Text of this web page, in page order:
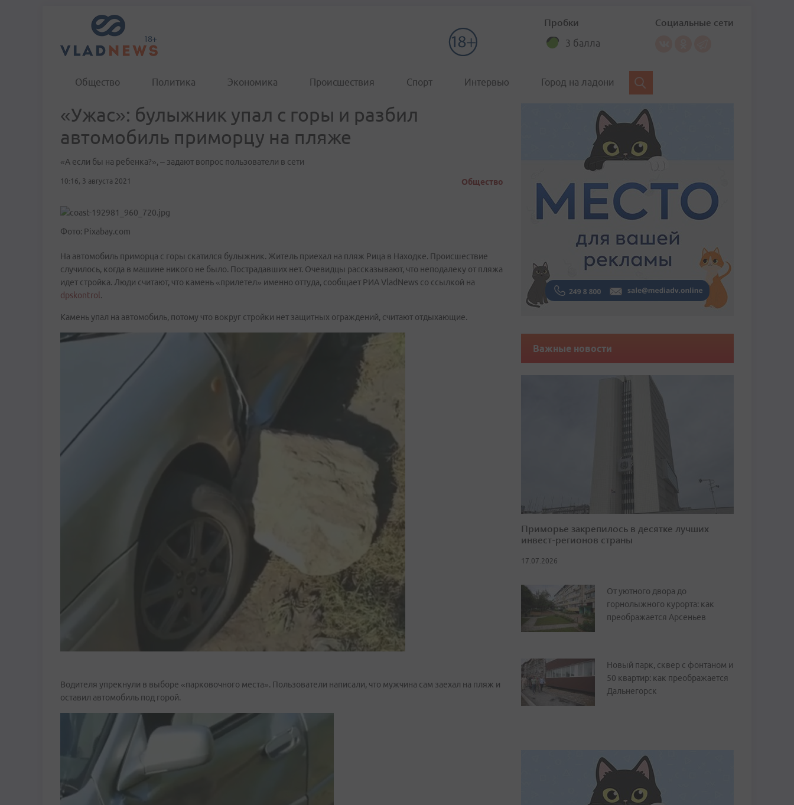
Пробки
3 балла
Социальные сети
Общество Политика Экономика Происшествия Спорт Интервью Город на ладони
«Ужас»: булыжник упал с горы и разбил
автомобиль приморцу на пляже
«А если бы на ребенка?», – задают вопрос пользователи в сети
10:16, 3 августа 2021 Общество
Фото: Pixabay.com
На автомобиль приморца с горы скатился булыжник. Житель приехал на пляж Рица в Находке. Происшествие
случилось, когда в машине никого не было. Пострадавших нет. Очевидцы рассказывают, что неподалеку от пляжа
идет стройка. Люди считают, что камень «прилетел» именно оттуда, сообщает РИА VladNews со ссылкой на
dpskontrol .
Камень упал на автомобиль, потому что вокруг стройки нет защитных ограждений, считают отдыхающие.
Водителя упрекнули в выборе «парковочного места». Пользователи написали, что мужчина сам заехал на пляж и
оставил автомобиль под горой.
Важные новости
Приморье закрепилось в десятке лучших
инвест-регионов страны
17.07.2026
От уютного двора до
горнолыжного курорта: как
преображается Арсеньев
Новый парк, сквер с фонтаном и
50 квартир: как преображается
Дальнегорск